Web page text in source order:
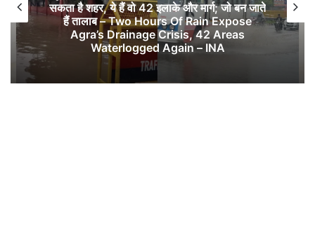
सकता है शहर, ये हैं वो 42 इलाके और मार्ग; जो बन जाते
हैं तालाब – Two Hours Of Rain Expose
Agra’s Drainage Crisis, 42 Areas
Waterlogged Again – INA